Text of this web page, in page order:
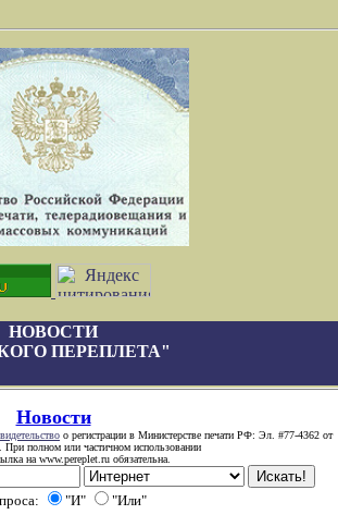
НОВОСТИ
ПЕРЕПЛЕТА"
Новости
о регистрации в Министерстве печати РФ: Эл. #77-4362 от
При полном или частичном использовании
на www.pereplet.ru обязательна.
"И" "Или"